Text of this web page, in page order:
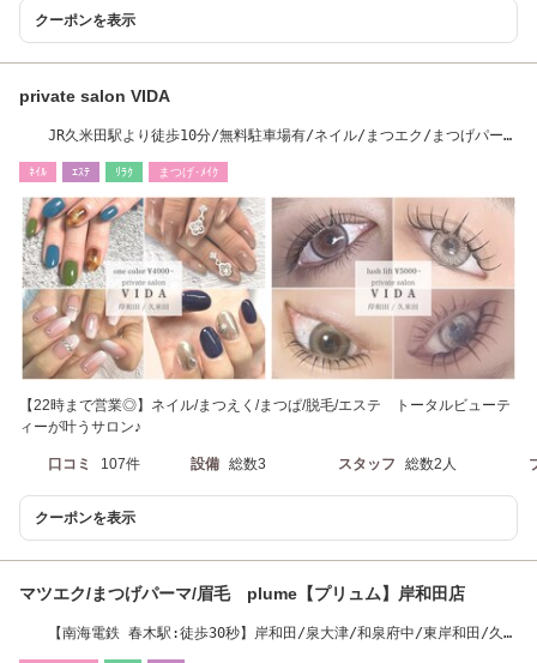
クーポンを表示
private salon VIDA
JR久米田駅より徒歩10分/無料駐車場有/ネイル/まつエク/まつげパー
ﾈｲﾙ ｴｽﾃ ﾘﾗｸ まつげ･ﾒｲｸ
【22時まで営業◎】ネイル/まつえく/まつぱ/脱毛/エステ トータルビューテ
ィーが叶うサロン♪
口コミ 107件 設備 総数3 スタッフ 総数2人
クーポンを表示
マツエク/まつげパーマ/眉毛 plume【プリュム】岸和田店
【南海電鉄 春木駅:徒歩30秒】岸和田/泉大津/和泉府中/東岸和田/久米